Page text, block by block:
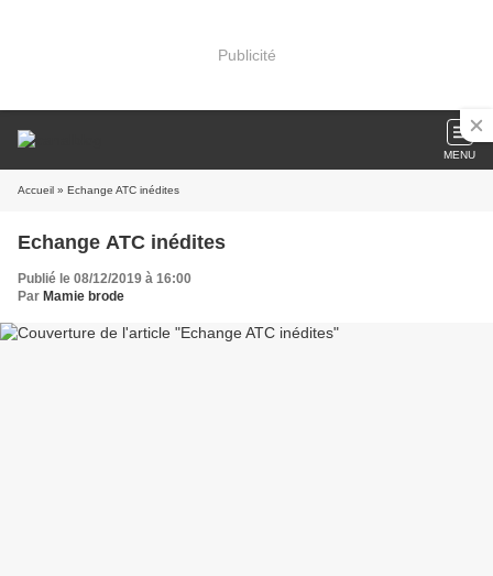
Publicité
MENU
Accueil » Echange ATC inédites
Echange ATC inédites
Publié le 08/12/2019 à 16:00
Par Mamie brode